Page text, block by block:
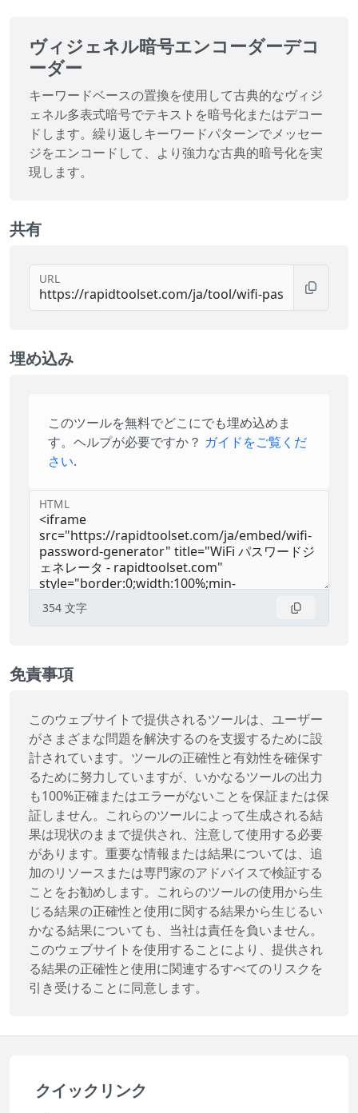
ヴィジェネル暗号エンコーダーデコ
ーダー
キーワードベースの置換を使用して古典的なヴィジ
ェネル多表式暗号でテキストを暗号化またはデコー
ドします。繰り返しキーワードパターンでメッセー
ジをエンコードして、より強力な古典的暗号化を実
現します。
共有
URL
埋め込み
このツールを無料でどこにでも埋め込めま
す。ヘルプが必要ですか？ ガイドをご覧くだ
さい.
HTML
354 文字
免責事項
このウェブサイトで提供されるツールは、ユーザー
がさまざまな問題を解決するのを支援するために設
計されています。ツールの正確性と有効性を確保す
るために努力していますが、いかなるツールの出力
も100%正確またはエラーがないことを保証または保
証しません。これらのツールによって生成される結
果は現状のままで提供され、注意して使用する必要
があります。重要な情報または結果については、追
加のリソースまたは専門家のアドバイスで検証する
ことをお勧めします。これらのツールの使用から生
じる結果の正確性と使用に関する結果から生じるい
かなる結果についても、当社は責任を負いません。
このウェブサイトを使用することにより、提供され
る結果の正確性と使用に関連するすべてのリスクを
引き受けることに同意します。
クイックリンク